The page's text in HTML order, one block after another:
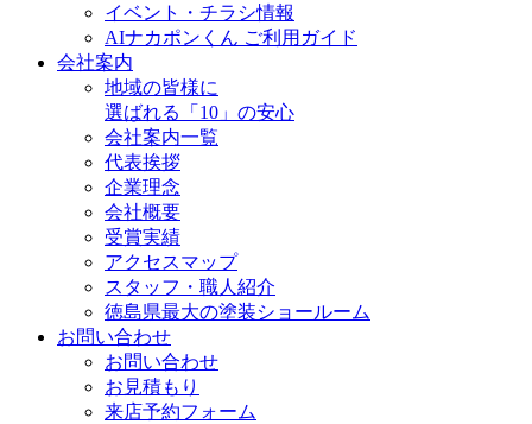
イベント・チラシ情報
AIナカポンくん ご利用ガイド
会社案内
地域の皆様に
選ばれる「10」の安心
会社案内一覧
代表挨拶
企業理念
会社概要
受賞実績
アクセスマップ
スタッフ・職人紹介
徳島県最大の塗装ショールーム
お問い合わせ
お問い合わせ
お見積もり
来店予約フォーム